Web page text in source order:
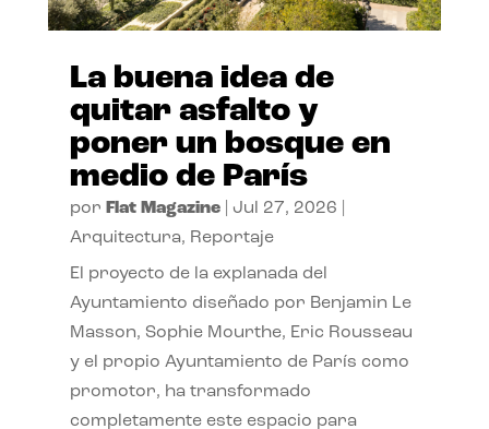
La buena idea de
quitar asfalto y
poner un bosque en
medio de París
por Flat Magazine| Jul 27, 2026
Arquitectura, Reportaje
El proyecto de la explanada del
Ayuntamiento diseñado por Benjamin Le
Masson, Sophie Mourthe, Eric Rousseau
y el propio Ayuntamiento de París como
promotor, ha transformado
completamente este espacio para